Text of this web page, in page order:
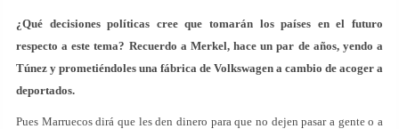
¿Qué decisiones políticas cree que tomarán los países en el futuro
respecto a este tema? Recuerdo a Merkel, hace un par de años, yendo a
Túnez y prometiéndoles una fábrica de Volkswagen a cambio de acoger a
deportados.
Pues Marruecos dirá que les den dinero para que no dejen pasar a gente o a